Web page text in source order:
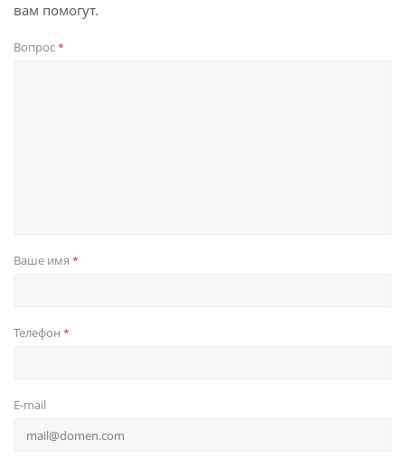
вам помогут.
Вопрос*
Ваше имя *
Телефон *
E-mail